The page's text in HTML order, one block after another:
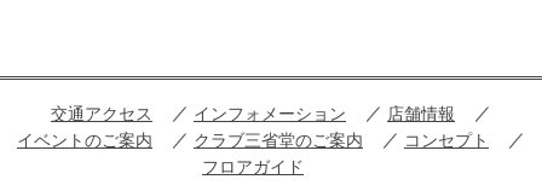
交通アクセス インフォメーション
店舗情報
イベントのご案内
クラブ三省堂のご案内
コンセプト
フロアガイド